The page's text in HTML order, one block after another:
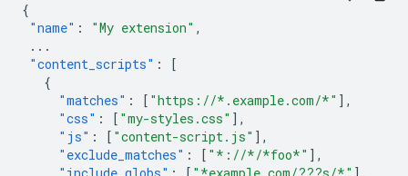
{
"name" : "My extension" ,
...
"content_scripts" :
[
{
"matches" : [ "https://*.example.com/*" ],
"css" : [ "my-styles.css" ],
"js" : [ "content-script.js" ],
"exclude_matches" : [ "*://*/*foo*" ],